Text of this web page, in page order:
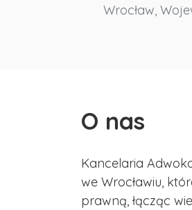
Wrocław,
O nas
Kancelaria
we Wrocławiu,
prawną, łącząc